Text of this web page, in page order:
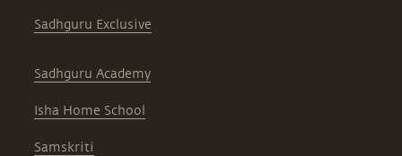
Sadhguru Exclusive
Sadhguru Academy
Isha Home School
Samskriti